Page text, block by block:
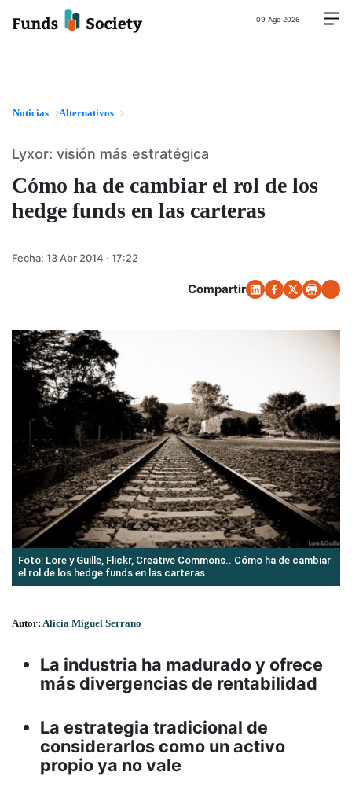
09 Ago 2026
Noticias Alternativos
Cómo ha de cambiar el rol de los
hedge funds en las carteras
Lyxor: visión más estratégica
Fecha: 13 Abr 2014 · 17:22
Compartir
Foto: Lore y Guille, Flickr, Creative Commons.. Cómo ha de cambiar
el rol de los hedge funds en las carteras
Autor: Alicia Miguel Serrano
La industria ha madurado y ofrece
más divergencias de rentabilidad
La estrategia tradicional de
considerarlos como un activo
propio ya no vale